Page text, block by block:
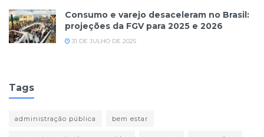
Consumo e varejo desaceleram no Brasil:
projeções da FGV para 2025 e 2026
31 DE JULHO DE 2025
Tags
administração pública bem estar